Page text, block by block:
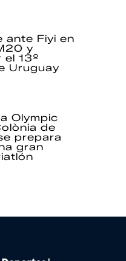
ante Fiyi en
y
el 13º
Uruguay
Olympic
de
prepara
gran